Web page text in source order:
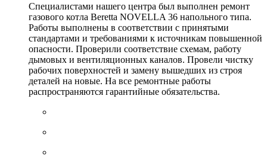
Специалистами нашего центра был выполнен ремонт
газового котла Beretta NOVELLA 36 напольного типа.
Работы выполнены в соответствии с принятыми
стандартами и требованиями к источникам повышенной
опасности. Проверили соответствие схемам, работу
дымовых и вентиляционных каналов. Провели чистку
рабочих поверхностей и замену вышедших из строя
деталей на новые. На все ремонтные работы
распространяются гарантийные обязательства.